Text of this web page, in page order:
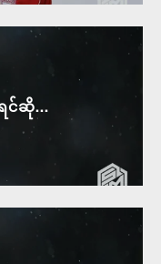
ဆို...